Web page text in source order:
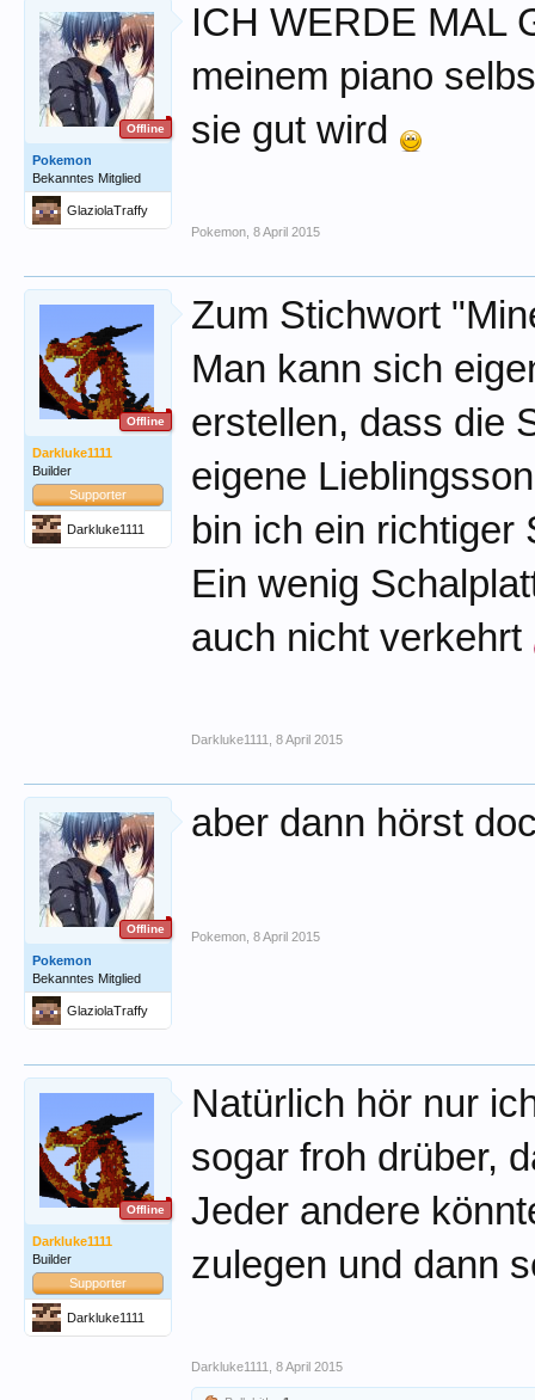
Offline
Pokemon
Bekanntes Mitglied
GlaziolaTraffy
ICH WERDE MAL
meinem piano
sie gut wird
Pokemon 8 April 2015
Offline
Darkluke1111
Builder
Supporter
Darkluke1111
Zum Stichwort
Man kann sich
erstellen, dass die
eigene
bin ich ein richtiger
Ein wenig
auch nicht verkehrt
Darkluke1111 8 April 2015
Offline
Pokemon
Bekanntes Mitglied
GlaziolaTraffy
aber dann hörst
Pokemon 8 April 2015
Offline
Darkluke1111
Builder
Supporter
Darkluke1111
Natürlich hör nur
sogar froh drüber,
Jeder andere
zulegen und dann
Darkluke1111 8 April 2015